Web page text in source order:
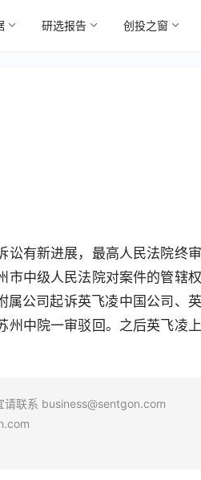
研选报告 创投之窗
讼有新进展，最高人民法院终
中级人民法院对案件的管辖权
属公司起诉英飞凌中国公司、
州中院一审驳回。之后英飞凌
请联系 business@sentgon.com